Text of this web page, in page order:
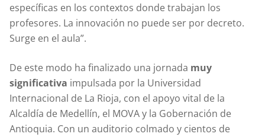
específicas en los contextos donde trabajan los
profesores. La innovación no puede ser por decreto.
Surge en el aula”.
De este modo ha finalizado una jornada muy
significativa impulsada por la Universidad
Internacional de La Rioja, con el apoyo vital de la
Alcaldía de Medellín, el MOVA y la Gobernación de
Antioquia. Con un auditorio colmado y cientos de